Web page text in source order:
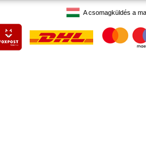
A csomagküldés a